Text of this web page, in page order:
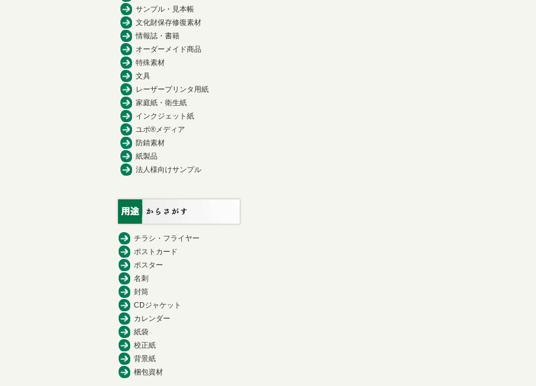
サンプル・見本帳
文化財保存修復素材
情報誌・書籍
オーダーメイド商品
特殊素材
文具
レーザープリンタ用紙
家庭紙・衛生紙
インクジェット紙
ユポ®メディア
防錆素材
紙製品
法人様向けサンプル
チラシ・フライヤー
ポストカード
ポスター
名刺
封筒
CDジャケット
カレンダー
紙袋
校正紙
背景紙
梱包資材